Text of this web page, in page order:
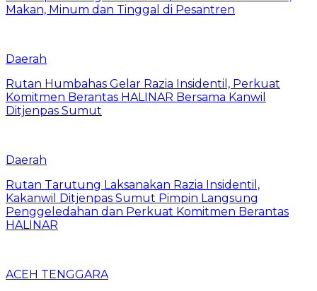
Makan, Minum dan Tinggal di Pesantren
Daerah
Rutan Humbahas Gelar Razia Insidentil, Perkuat
Komitmen Berantas HALINAR Bersama Kanwil
Ditjenpas Sumut
Daerah
Rutan Tarutung Laksanakan Razia Insidentil,
Kakanwil Ditjenpas Sumut Pimpin Langsung
Penggeledahan dan Perkuat Komitmen Berantas
HALINAR
ACEH TENGGARA